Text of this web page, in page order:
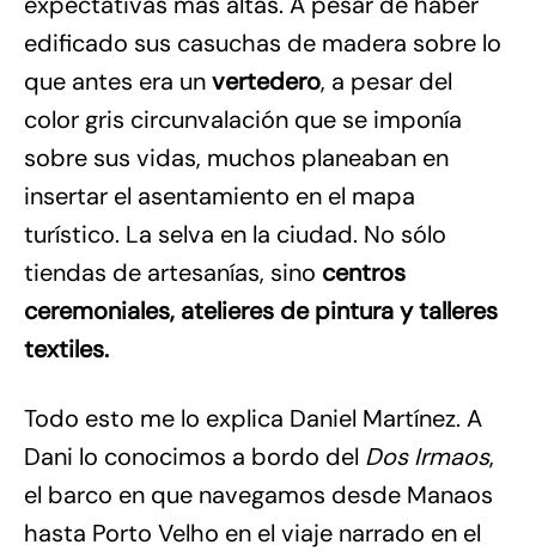
edificado sus casuchas de madera sobre lo
que antes era unvertedero, a pesar del
color gris circunvalación que se imponía
sobre sus vidas, muchos planeaban en
insertar el asentamiento en el mapa
turístico. La selva en la ciudad. No sólo
tiendas de artesanías, sino centros
ceremoniales, atelieres de pintura y talleres
textiles.
Todo esto me lo explica Daniel Martínez. A
Dani lo conocimos a bordo del Dos Irmaos,
el barco en que navegamos desde Manaos
hasta Porto Velho en el viaje narrado en el